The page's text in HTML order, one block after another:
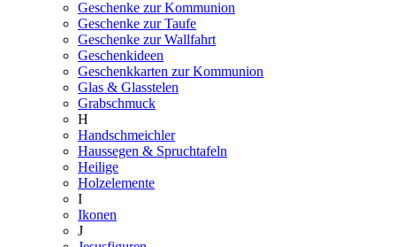
Geschenke zur Kommunion
Geschenke zur Taufe
Geschenke zur Wallfahrt
Geschenkideen
Geschenkkarten zur Kommunion
Glas & Glasstelen
Grabschmuck
H
Handschmeichler
Haussegen & Spruchtafeln
Heilige
Holzelemente
I
Ikonen
J